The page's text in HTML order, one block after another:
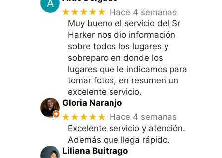
★★★★★ Hace 4 semanas
Muy bueno el servicio del Sr
Harker nos dio información
sobre todos los lugares y
sobreparo en donde los
lugares que le indicamos para
tomar fotos, en resumen un
excelente servicio.
Gloria Naranjo
★★★★★ Hace 4 semanas
Excelente servicio y atención.
Además que llega rápido.
Liliana Buitrago